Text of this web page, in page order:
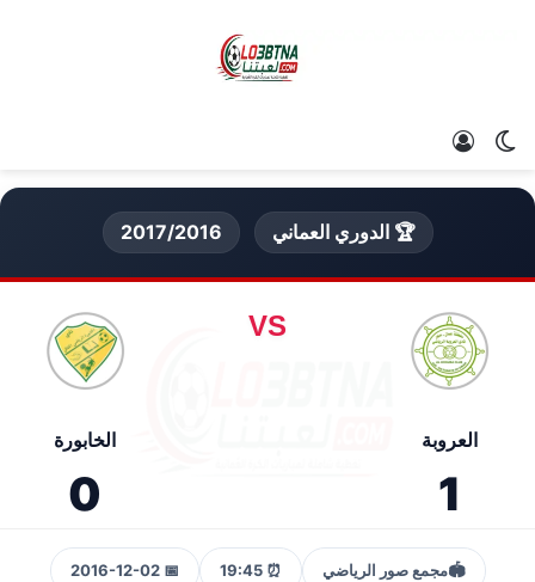
الوضع المظلم
🏆 الدوري العماني 2017/2016
العروبة
1
VS
الخابورة
0
🏟️مجمع صور الرياضي ⏰ 19:45
📅 2016-12-02